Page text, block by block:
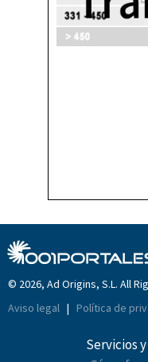
© 2026, Ad Origins, S.L. All
Aviso legal | Política de
Servicios